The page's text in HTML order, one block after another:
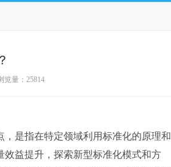
量： 25814
是指在特定领域利用标准化的原理和
益提升，探索新型标准化模式和方